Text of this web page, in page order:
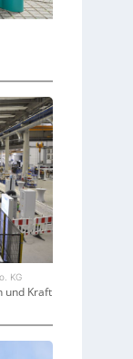
KG
und Kraft